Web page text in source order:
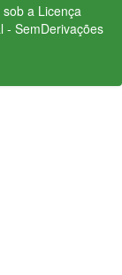
a Licença
- SemDerivações